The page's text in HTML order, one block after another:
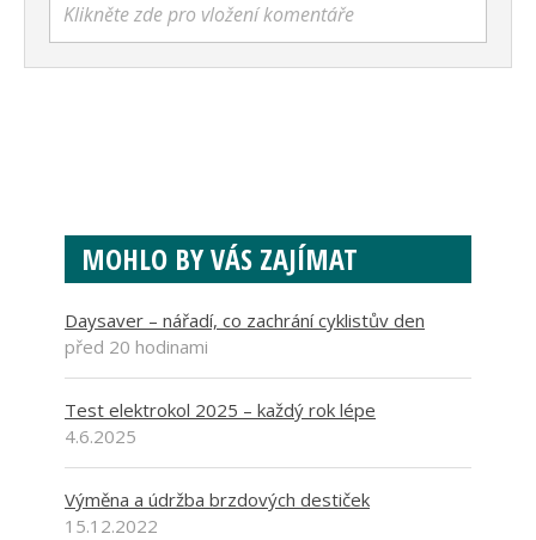
Klikněte zde pro vložení komentáře
MOHLO BY VÁS ZAJÍMAT
Daysaver – nářadí, co zachrání cyklistův den
před 20 hodinami
Test elektrokol 2025 – každý rok lépe
4.6.2025
Výměna a údržba brzdových destiček
15.12.2022